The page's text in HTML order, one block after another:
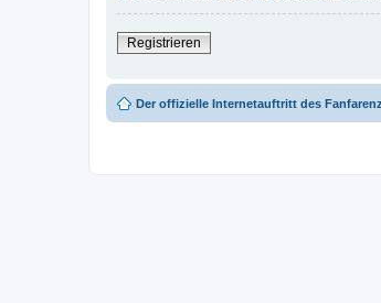
Registrieren
Der offizielle Internetauftritt des